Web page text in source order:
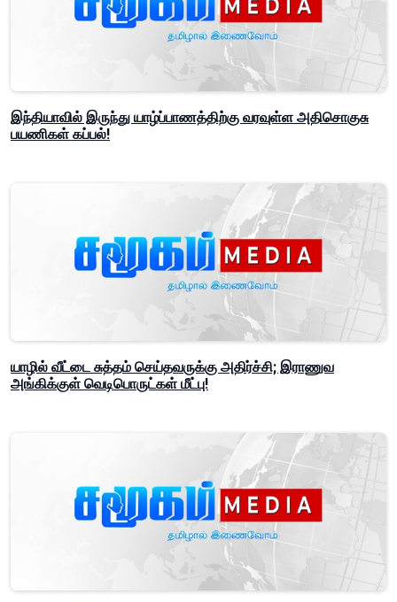
இந்தியாவில் இருந்து யாழ்ப்பாணத்திற்கு வரவுள்ள அதிசொகுசு
பயணிகள் கப்பல்!
யாழில் வீட்டை சுத்தம் செய்தவருக்கு அதிர்ச்சி; இராணுவ
அங்கிக்குள் வெடிபொருட்கள் மீட்பு!